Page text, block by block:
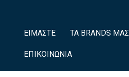
ΕΊΜΑΣΤΕ ΤΑ BRANDS ΜΑΣ
ΕΠΙΚΟΙΝΩΝΊΑ